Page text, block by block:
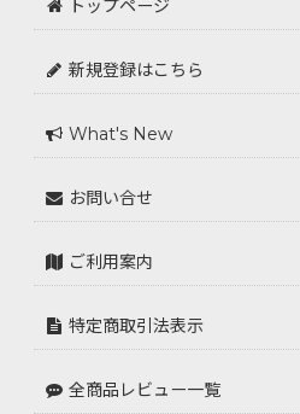
トップページ
新規登録はこちら
What's New
お問い合せ
ご利用案内
特定商取引法表示
全商品レビュー一覧